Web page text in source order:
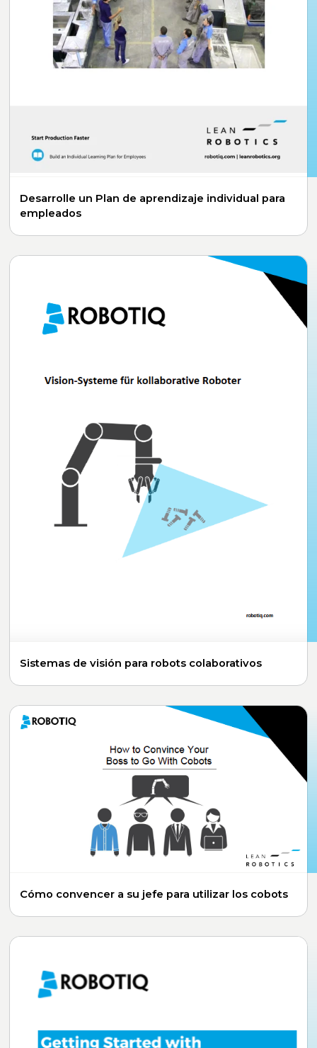
Desarrolle un Plan de aprendizaje individual para
empleados
Sistemas de visión para robots colaborativos
Cómo convencer a su jefe para utilizar los cobots